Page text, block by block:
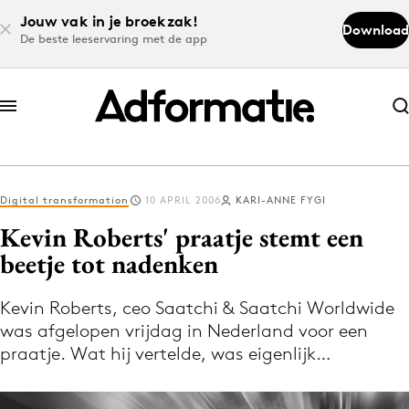
Jouw vak in je broekzak!
De beste leeservaring met de app
Download
Abonneer nu
Abonneer nu
Log in
Volg het laatste nieuws via de Adformatie
Nieuws app
Digital transformation 10 APRIL 2006 KARI-ANNE FYGI
Kevin Roberts' praatje stemt een
beetje tot nadenken
Kevin Roberts, ceo Saatchi & Saatchi Worldwide
was afgelopen vrijdag in Nederland voor een
praatje. Wat hij vertelde, was eigenlijk…